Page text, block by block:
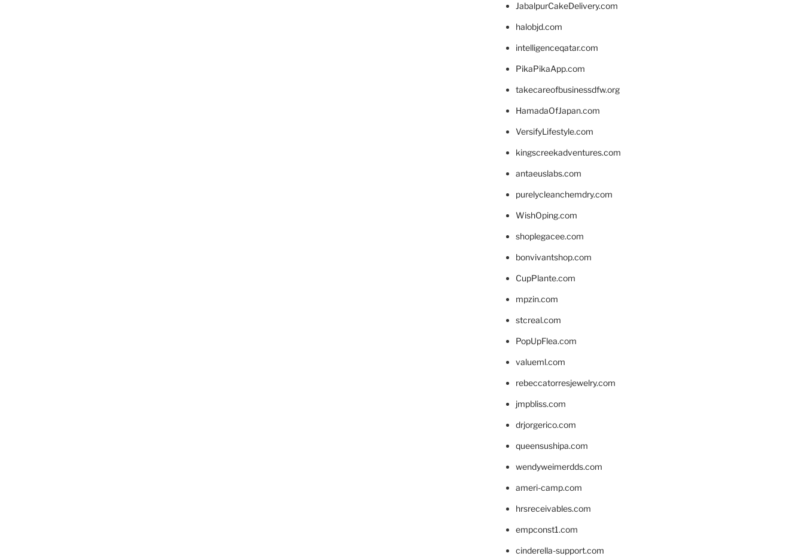
JabalpurCakeDelivery.com
halobjd.com
intelligenceqatar.com
PikaPikaApp.com
takecareofbusinessdfw.org
HamadaOfJapan.com
VersifyLifestyle.com
kingscreekadventures.com
antaeuslabs.com
purelycleanchemdry.com
WishOping.com
shoplegacee.com
bonvivantshop.com
CupPlante.com
mpzin.com
stcreal.com
PopUpFlea.com
valueml.com
rebeccatorresjewelry.com
jmpbliss.com
drjorgerico.com
queensushipa.com
wendyweimerdds.com
ameri-camp.com
hrsreceivables.com
empconst1.com
cinderella-support.com